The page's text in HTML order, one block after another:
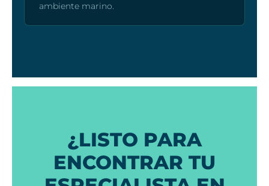
ambiente marino.
¿LISTO PARA
ENCONTRAR TU